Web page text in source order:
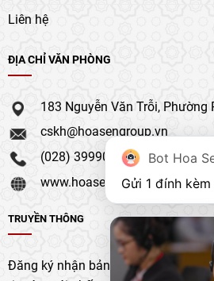
Liên hệ
ĐỊA CHỈ VĂN PHÒNG
183 Nguyễn Văn Trỗi, Phường
cskh@hoasengroup.vn
(028) 39990 111
www.hoasengroup.vn
TRUYỀN THÔNG
Đăng ký nhận bản tin của chúng tôi
Bot Hoa
Gửi 1 đính kèm